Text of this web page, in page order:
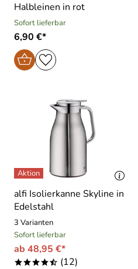
Halbleinen in rot
Sofort lieferbar
6,90 €*
alfi Isolierkanne Skyline in
Edelstahl
3 Varianten
Sofort lieferbar
ab 48,95 €*
****/ (12)